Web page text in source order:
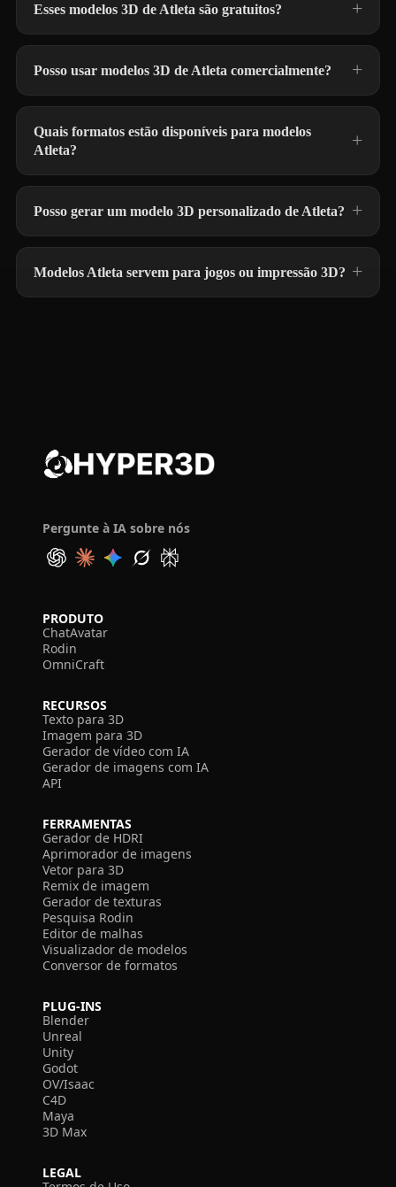
Esses modelos 3D de Atleta são gratuitos?
Posso usar modelos 3D de Atleta comercialmente?
Quais formatos estão disponíveis para modelos
Atleta?
Posso gerar um modelo 3D personalizado de Atleta?
Modelos Atleta servem para jogos ou impressão 3D?
Pergunte à IA sobre nós
PRODUTO
ChatAvatar
Rodin
OmniCraft
RECURSOS
Texto para 3D
Imagem para 3D
Gerador de vídeo com IA
Gerador de imagens com IA
API
FERRAMENTAS
Gerador de HDRI
Aprimorador de imagens
Vetor para 3D
Remix de imagem
Gerador de texturas
Pesquisa Rodin
Editor de malhas
Visualizador de modelos
Conversor de formatos
PLUG-INS
Blender
Unreal
Unity
Godot
OV/Isaac
C4D
Maya
3D Max
LEGAL